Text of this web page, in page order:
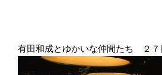
有田和成とゆかいな仲間たち ２